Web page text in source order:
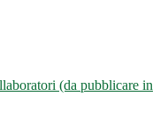
(da pubblicare in